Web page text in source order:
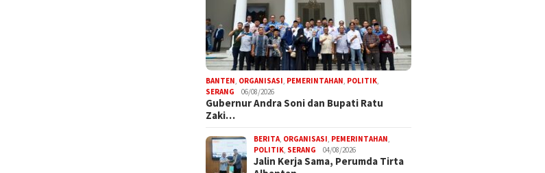
BANTEN ORGANISASI PEMERINTAHAN POLITIK
SERANG
06/08/2026
Gubernur Andra Soni dan Bupati Ratu
Zaki…
BERITA ORGANISASI PEMERINTAHAN
POLITIK SERANG 04/08/2026
Jalin Kerja Sama, Perumda Tirta